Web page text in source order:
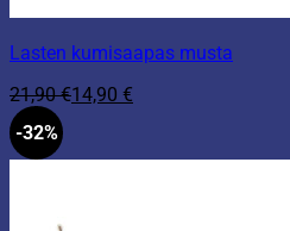
Lasten kumisaapas musta
21,90€14,90 €
-32%